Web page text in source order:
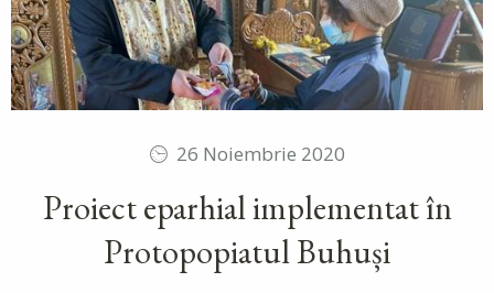
26 Noiembrie 2020
Proiect eparhial implementat în
Protopopiatul Buhuși